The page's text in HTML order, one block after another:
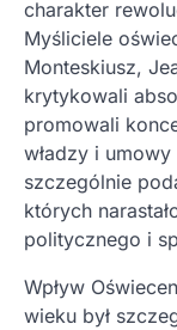
charakter
Myśliciele
Monteskiusz,
krytykowali
promowali
władzy i umowy
szczególnie
których
politycznego i
Wpływ
wieku był